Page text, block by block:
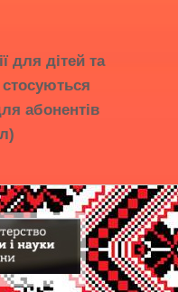
для дітей та
абонентів